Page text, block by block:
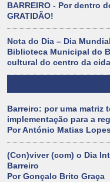
BARREIRO - Por dentro
GRATIDÃO!
Nota do Dia – Dia
Biblioteca Municipal do
cultural do centro da
Barreiro: por uma matriz
implementação para a
Por António Matias Lopes
(Con)viver (com) o Dia
Barreiro
Por Gonçalo Brito Graça